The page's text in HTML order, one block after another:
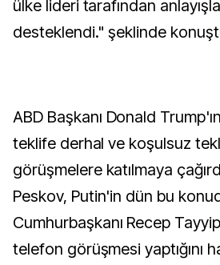
ülke lideri tarafından
desteklendi." şeklinde
ABD Başkanı Donald
teklife derhal ve koşulsuz
görüşmelere katılmaya
Peskov, Putin'in dün bu
Cumhurbaşkanı Recep
telefon görüşmesi yaptığını